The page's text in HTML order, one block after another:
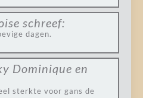
schreef:
dagen.
Dominique en
sterkte voor gans de